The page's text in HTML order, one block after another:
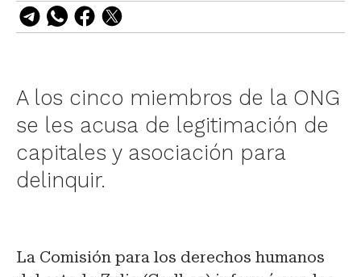
A los cinco miembros de la ONG
se les acusa de legitimación de
capitales y asociación para
delinquir.
La Comisión para los derechos humanos